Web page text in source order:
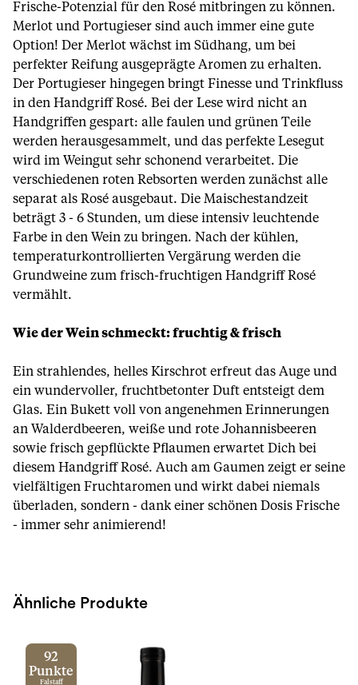
Frische-Potenzial für den Rosé mitbringen zu können.
Merlot und Portugieser sind auch immer eine gute
Option! Der Merlot wächst im Südhang, um bei
perfekter Reifung ausgeprägte Aromen zu erhalten.
Der Portugieser hingegen bringt Finesse und Trinkfluss
in den Handgriff Rosé. Bei der Lese wird nicht an
Handgriffen gespart: alle faulen und grünen Teile
werden herausgesammelt, und das perfekte Lesegut
wird im Weingut sehr schonend verarbeitet. Die
verschiedenen roten Rebsorten werden zunächst alle
separat als Rosé ausgebaut. Die Maischestandzeit
beträgt 3 - 6 Stunden, um diese intensiv leuchtende
Farbe in den Wein zu bringen. Nach der kühlen,
temperaturkontrollierten Vergärung werden die
Grundweine zum frisch-fruchtigen Handgriff Rosé
vermählt.
Wie der Wein schmeckt: fruchtig & frisch
Ein strahlendes, helles Kirschrot erfreut das Auge und
ein wundervoller, fruchtbetonter Duft entsteigt dem
Glas. Ein Bukett voll von angenehmen Erinnerungen
an Walderdbeeren, weiße und rote Johannisbeeren
sowie frisch gepflückte Pflaumen erwartet Dich bei
diesem Handgriff Rosé. Auch am Gaumen zeigt er seine
vielfältigen Fruchtaromen und wirkt dabei niemals
überladen, sondern - dank einer schönen Dosis Frische
- immer sehr animierend!
Ähnliche Produkte
92
Punkte
Falstaff